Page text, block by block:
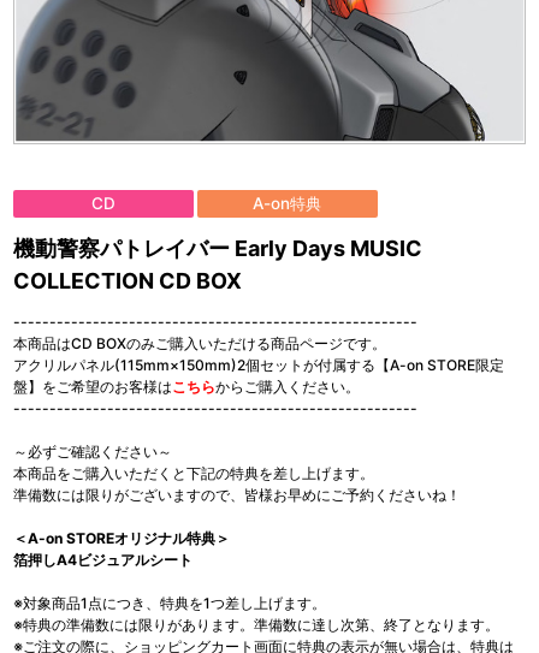
CD A-on特典
機動警察パトレイバー Early Days MUSIC
COLLECTION CD BOX
--------------------------------------------------------
本商品はCD BOXのみご購入いただける商品ページです。
アクリルパネル(115mm×150mm)2個セットが付属する【A-on STORE限定
盤】をご希望のお客様はこちらからご購入ください。
--------------------------------------------------------
～必ずご確認ください～
本商品をご購入いただくと下記の特典を差し上げます。
準備数には限りがございますので、皆様お早めにご予約くださいね！
＜A-on STOREオリジナル特典＞
箔押しA4ビジュアルシート
※対象商品1点につき、特典を1つ差し上げます。
※特典の準備数には限りがあります。準備数に達し次第、終了となります。
※ご注文の際に、ショッピングカート画面に特典の表示が無い場合は、特典は